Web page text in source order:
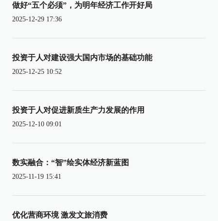
做好“五个必须”，为明年经济工作开好局
2025-12-29 17:36
投资于人对建设强大国内市场的基础功能
2025-12-25 10:52
投资于人对促进新质生产力发展的作用
2025-12-10 09:01
数实融合：“智”绘实体经济新蓝图
2025-11-19 15:41
优化营商环境 激发文旅消费